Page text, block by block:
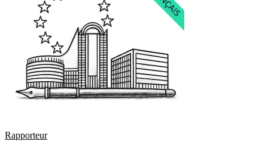
Rapporteur